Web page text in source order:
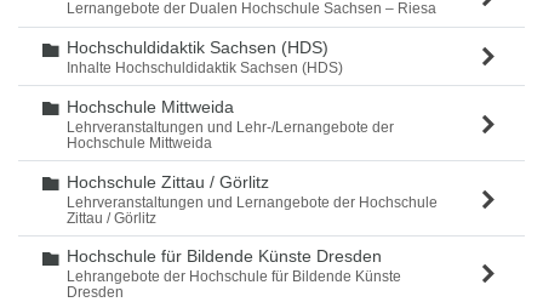
Lernangebote der Dualen Hochschule Sachsen – Riesa
Ordner
Hochschuldidaktik Sachsen (HDS)
Inhalte Hochschuldidaktik Sachsen (HDS)
Ordner
Hochschule Mittweida
Lehrveranstaltungen und Lehr-/Lernangebote der
Hochschule Mittweida
Ordner
Hochschule Zittau / Görlitz
Lehrveranstaltungen und Lernangebote der Hochschule
Zittau / Görlitz
Ordner
Hochschule für Bildende Künste Dresden
Lehrangebote der Hochschule für Bildende Künste
Dresden